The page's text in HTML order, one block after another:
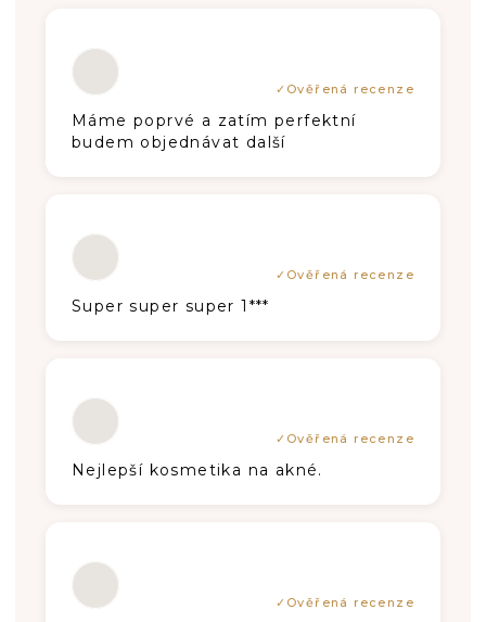
Máme poprvé a zatím perfektní
budem objednávat další
Super super super 1***
Nejlepší kosmetika na akné.